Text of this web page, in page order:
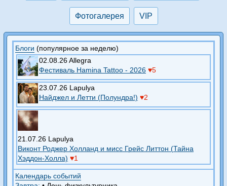
Фотогалерея VIP
Блоги (популярное за неделю)
02.08.26 Allegra
Фестиваль Hamina Tattoo - 2026 ♥5
23.07.26 Lapulya
Найджел и Летти (Полундра!) ♥2
21.07.26 Lapulya
Виконт Роджер Холланд и мисс Грейс Литтон (Тайна
Хэддон-Холла) ♥1
Календарь событий